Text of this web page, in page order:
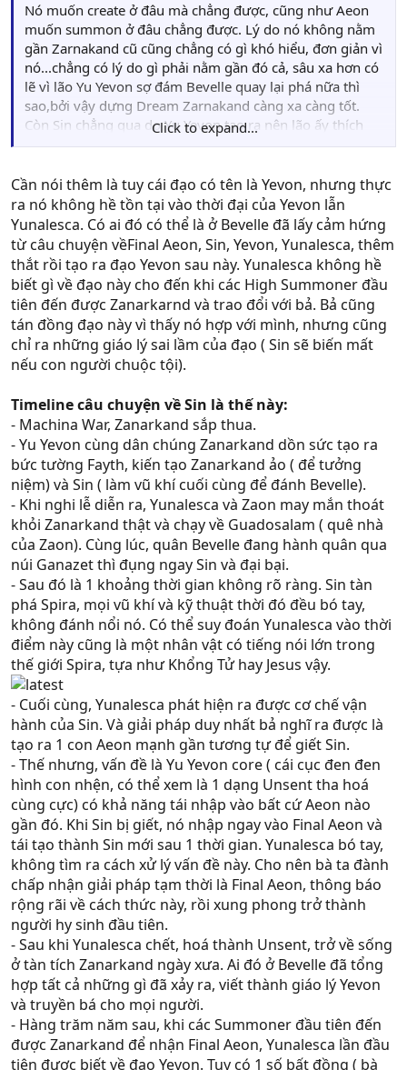
Nó muốn create ở đâu mà chẳng được, cũng như Aeon
muốn summon ở đâu chẳng được. Lý do nó không nằm
gần Zarnakand cũ cũng chẳng có gì khó hiểu, đơn giản vì
nó...chẳng có lý do gì phải nằm gần đó cả, sâu xa hơn có
lẽ vì lão Yu Yevon sợ đám Bevelle quay lại phá nữa thì
sao,bởi vậy dựng Dream Zarnakand càng xa càng tốt.
Còn Sin chẳng qua do Yu Yevon tạo ra nên lão ấy thích
tạo bên trong bụng Sin giống Zarnakand chứ có gì đâu.
Thật ra nếu cho Dream Zarnakand nằm trong bụng Sin
thì có nhiều cái bất hợp lý. Đầu tiên là làm sao Sin có thể
tự chui vô bụng nó? Rồi mục tiêu của summoner là tiêu
diệt Sin vậy nếu cứ mỗi lần Sin bị tiêu diệt là Dream
Zarnakand lại bị phá huỷ rồi mất công tái tạo lại (nhu Sin
cũng phải mất 1 khoảng thời gian mới tái tạo lại được),
tại sao Yu Yevon lại làm cái việc rỗi hơi ấy khi mục tiêu
của ổng là muốn Dream Zarnakand tồn tại vĩnh hằng. Rồi
làm sao Jetch lạc khỏi Dream Zarakand được khi nó nằm
trong bụng Sin.
Về cái đền Baaj thì tôi đoán là thằng Seymor nó đập thật
đấy (không rảnh để kiểm chứng), vì nó là thằng khát
khao có sức mạnh, mà Anima là aeon mạnh nhất game
rồi, nó huỷ đền để không ai mạnh hơn nó chứ sao.
Click to expand...
Cần nói thêm là tuy cái đạo có tên là Yevon, nhưng thực
ra nó không hề tồn tại vào thời đại của Yevon lẫn
Yunalesca. Có ai đó có thể là ở Bevelle đã lấy cảm hứng
từ câu chuyện vềFinal Aeon, Sin, Yevon, Yunalesca, thêm
thắt rồi tạo ra đạo Yevon sau này. Yunalesca không hề
biết gì về đạo này cho đến khi các High Summoner đầu
tiên đến được Zanarkarnd và trao đổi với bả. Bả cũng
tán đồng đạo này vì thấy nó hợp với mình, nhưng cũng
chỉ ra những giáo lý sai lầm của đạo ( Sin sẽ biến mất
nếu con người chuộc tội).
Timeline câu chuyện về Sin là thế này:
- Machina War, Zanarkand sắp thua.
- Yu Yevon cùng dân chúng Zanarkand dồn sức tạo ra
bức tường Fayth, kiến tạo Zanarkand ảo ( để tưởng
niệm) và Sin ( làm vũ khí cuối cùng để đánh Bevelle).
- Khi nghi lễ diễn ra, Yunalesca và Zaon may mắn thoát
khỏi Zanarkand thật và chạy về Guadosalam ( quê nhà
của Zaon). Cùng lúc, quân Bevelle đang hành quân qua
núi Ganazet thì đụng ngay Sin và đại bại.
- Sau đó là 1 khoảng thời gian không rõ ràng. Sin tàn
phá Spira, mọi vũ khí và kỹ thuật thời đó đều bó tay,
không đánh nổi nó. Có thể suy đoán Yunalesca vào thời
điểm này cũng là một nhân vật có tiếng nói lớn trong
thế giới Spira, tựa như Khổng Tử hay Jesus vậy.
- Cuối cùng, Yunalesca phát hiện ra được cơ chế vận
hành của Sin. Và giải pháp duy nhất bả nghĩ ra được là
tạo ra 1 con Aeon mạnh gần tương tự để giết Sin.
- Thế nhưng, vấn đề là Yu Yevon core ( cái cục đen đen
hình con nhện, có thể xem là 1 dạng Unsent tha hoá
cùng cực) có khả năng tái nhập vào bất cứ Aeon nào
gần đó. Khi Sin bị giết, nó nhập ngay vào Final Aeon và
tái tạo thành Sin mới sau 1 thời gian. Yunalesca bó tay,
không tìm ra cách xử lý vấn đề này. Cho nên bà ta đành
chấp nhận giải pháp tạm thời là Final Aeon, thông báo
rộng rãi về cách thức này, rồi xung phong trở thành
người hy sinh đầu tiên.
- Sau khi Yunalesca chết, hoá thành Unsent, trở về sống
ở tàn tích Zanarkand ngày xưa. Ai đó ở Bevelle đã tổng
hợp tất cả những gì đã xảy ra, viết thành giáo lý Yevon
và truyền bá cho mọi người.
- Hàng trăm năm sau, khi các Summoner đầu tiên đến
được Zanarkand để nhận Final Aeon, Yunalesca lần đầu
tiên được biết về đạo Yevon. Tuy có 1 số bất đồng ( bà